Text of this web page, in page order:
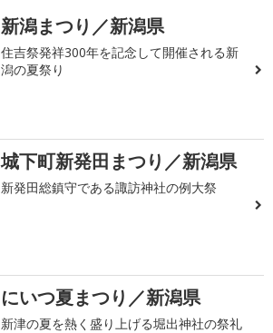
新潟まつり／新潟県
住吉祭発祥300年を記念して開催される新
潟の夏祭り
城下町新発田まつり／新潟県
新発田総鎮守である諏訪神社の例大祭
にいつ夏まつり／新潟県
新津の夏を熱く盛り上げる堀出神社の祭礼